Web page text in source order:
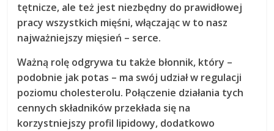
tętnicze, ale też jest niezbędny do prawidłowej
pracy wszystkich mięśni, włączając w to nasz
najważniejszy mięsień – serce.
Ważną rolę odgrywa tu także błonnik, który –
podobnie jak potas – ma swój udział w regulacji
poziomu cholesterolu. Połączenie działania tych
cennych składników przekłada się na
korzystniejszy profil lipidowy, dodatkowo